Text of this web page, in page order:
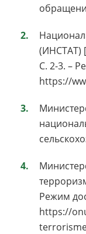
(ИНСТАТ)
C. 2-3. –
https://
Режим
https://